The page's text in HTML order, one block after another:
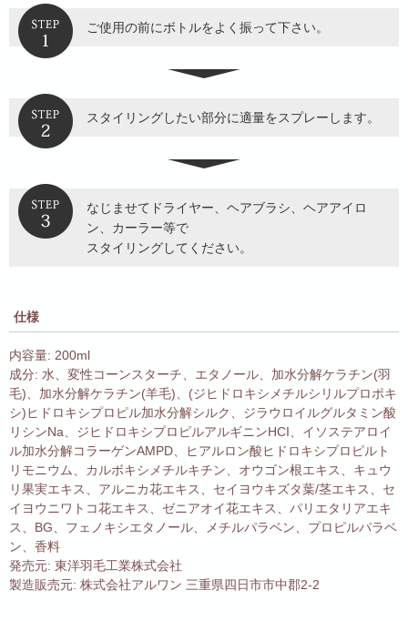
ご使用の前にボトルをよく振って下さい。
スタイリングしたい部分に適量をスプレーします。
なじませてドライヤー、ヘアブラシ、ヘアアイロ
ン、カーラー等で
スタイリングしてください。
仕様
内容量: 200ml
成分: 水、変性コーンスターチ、エタノール、加水分解ケラチン(羽
毛)、加水分解ケラチン(羊毛)、(ジヒドロキシメチルシリルプロポキ
シ)ヒドロキシプロピル加水分解シルク、ジラウロイルグルタミン酸
リシンNa、ジヒドロキシプロピルアルギニンHCI、イソステアロイ
ル加水分解コラーゲンAMPD、ヒアルロン酸ヒドロキシプロピルト
リモニウム、カルボキシメチルキチン、オウゴン根エキス、キュウ
リ果実エキス、アルニカ花エキス、セイヨウキズタ葉/茎エキス、セ
イヨウニワトコ花エキス、ゼニアオイ花エキス、パリエタリアエキ
ス、BG、フェノキシエタノール、メチルパラベン、プロピルパラベ
ン、香料
発売元: 東洋羽毛工業株式会社
製造販売元: 株式会社アルワン 三重県四日市市中郡2-2